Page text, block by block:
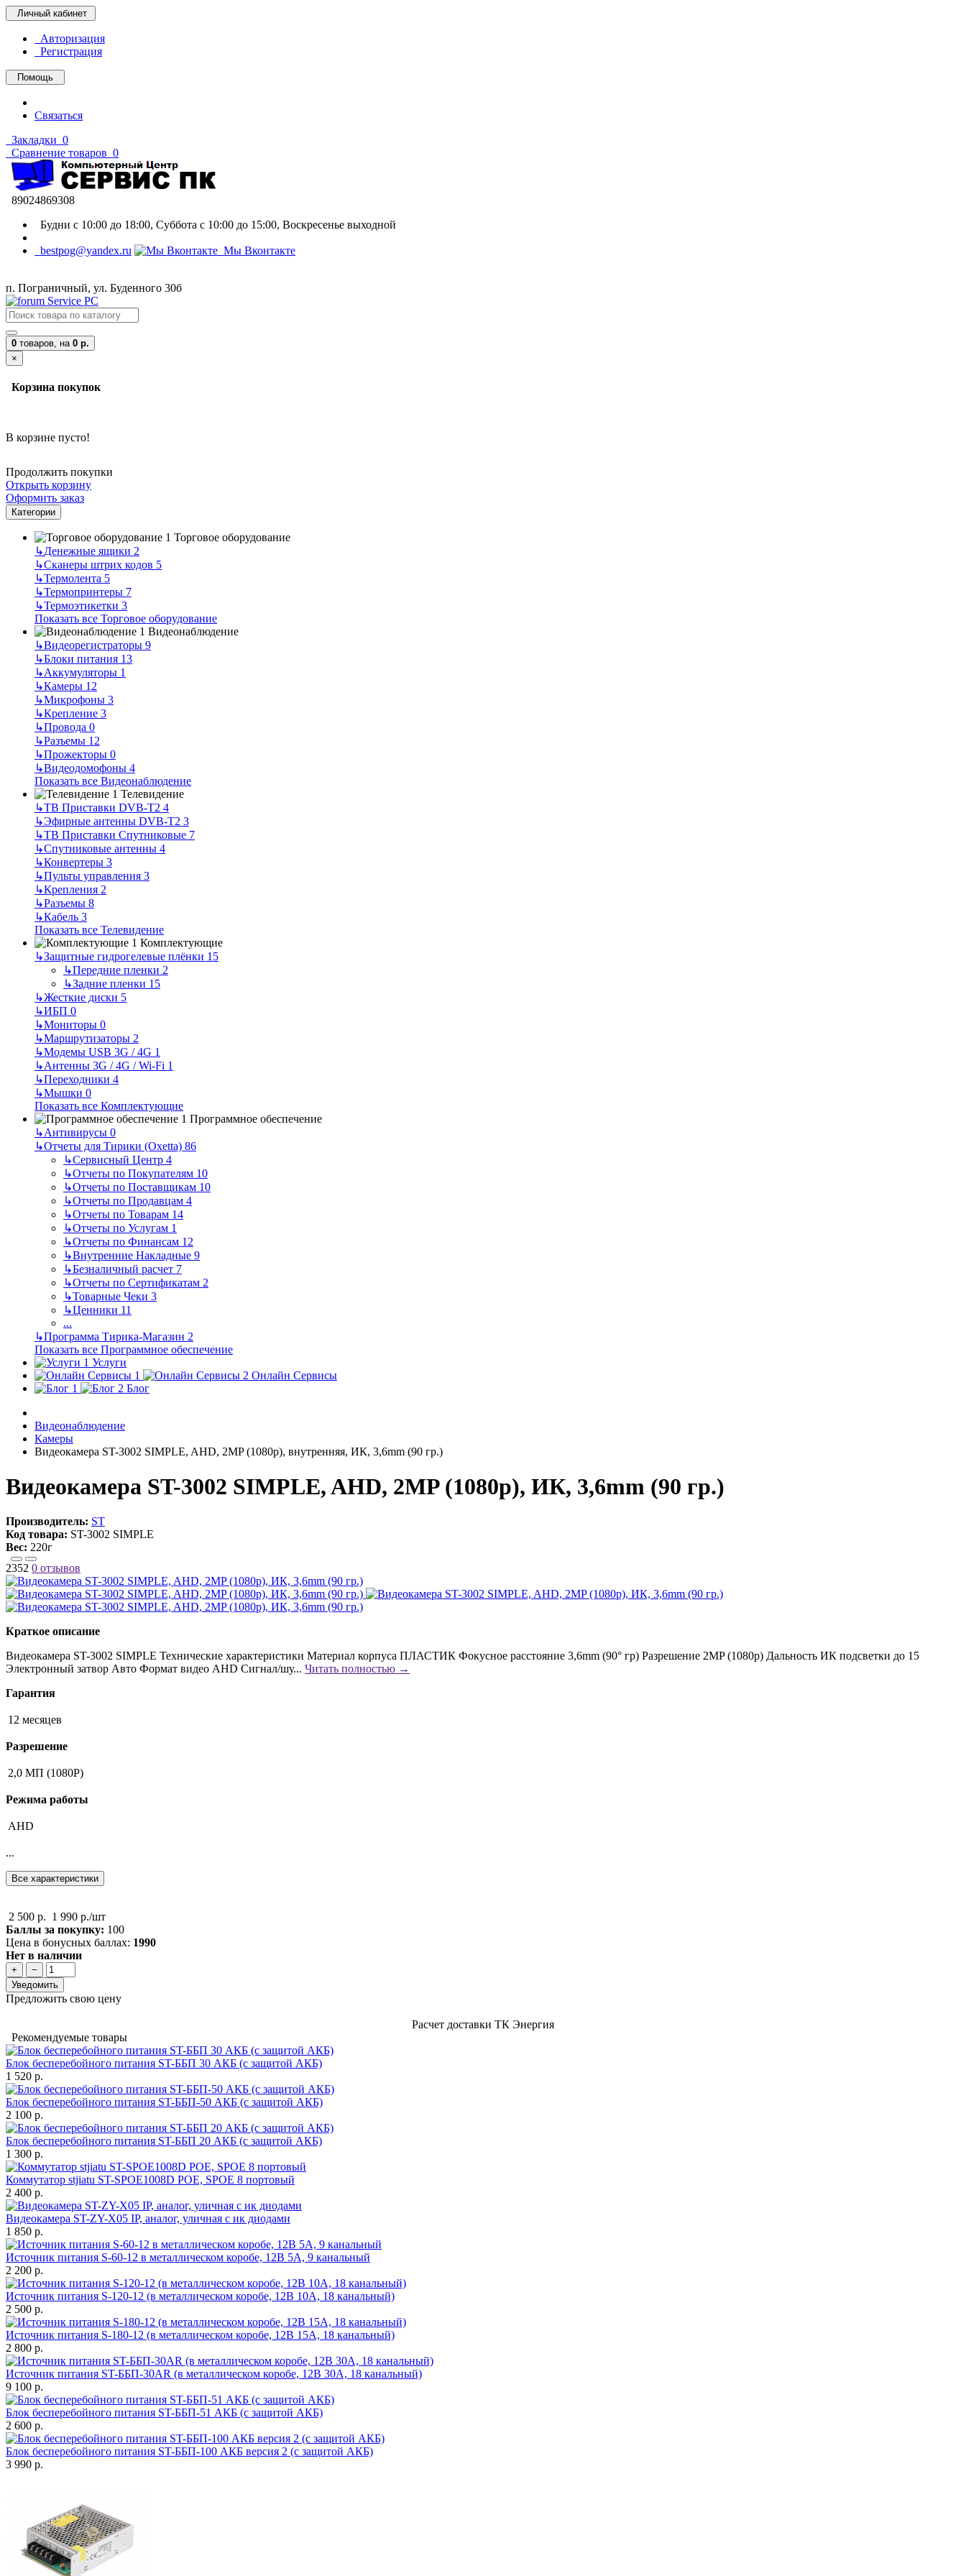
Личный кабинет
Авторизация
Регистрация
Помощь
Связаться
Закладки 0
Сравнение товаров 0
89024869308
Будни с 10:00 до 18:00, Суббота с 10:00 до 15:00, Воскресенье выходной
bestpog@yandex.ru Мы Вконтакте
п. Пограничный, ул. Буденного 30б
0 товаров, на 0 р.
×
Корзина покупок
В корзине пусто!
Продолжить покупки
Открыть корзину
Оформить заказ
Категории
Торговое оборудование
↳Денежные ящики 2
↳Сканеры штрих кодов 5
↳Термолента 5
↳Термопринтеры 7
↳Термоэтикетки 3
Показать все Торговое оборудование
Видеонаблюдение
↳Видеорегистраторы 9
↳Блоки питания 13
↳Аккумуляторы 1
↳Камеры 12
↳Микрофоны 3
↳Крепление 3
↳Провода 0
↳Разъемы 12
↳Прожекторы 0
↳Видеодомофоны 4
Показать все Видеонаблюдение
Телевидение
↳ТВ Приставки DVB-T2 4
↳Эфирные антенны DVB-T2 3
↳ТВ Приставки Спутниковые 7
↳Спутниковые антенны 4
↳Конвертеры 3
↳Пульты управления 3
↳Крепления 2
↳Разъемы 8
↳Кабель 3
Показать все Телевидение
Комплектующие
↳Защитные гидрогелевые плёнки 15
↳Передние пленки 2
↳Задние пленки 15
↳Жесткие диски 5
↳ИБП 0
↳Мониторы 0
↳Маршрутизаторы 2
↳Модемы USB 3G / 4G 1
↳Антенны 3G / 4G / Wi-Fi 1
↳Переходники 4
↳Мышки 0
Показать все Комплектующие
Программное обеспечение
↳Антивирусы 0
↳Отчеты для Тирики (Oxetta) 86
↳Сервисный Центр 4
↳Отчеты по Покупателям 10
↳Отчеты по Поставщикам 10
↳Отчеты по Продавцам 4
↳Отчеты по Товарам 14
↳Отчеты по Услугам 1
↳Отчеты по Финансам 12
↳Внутренние Накладные 9
↳Безналичный расчет 7
↳Отчеты по Сертификатам 2
↳Товарные Чеки 3
↳Ценники 11
...
↳Программа Тирика-Магазин 2
Показать все Программное обеспечение
Услуги
Онлайн Сервисы
Блог
Видеонаблюдение
Камеры
Видеокамера ST-3002 SIMPLE, AHD, 2MP (1080p), внутренняя, ИК, 3,6mm (90 гр.)
Видеокамера ST-3002 SIMPLE, AHD, 2MP (1080p), ИК, 3,6mm (90 гр.)
Производитель: ST
Код товара: ST-3002 SIMPLE
Вес: 220г
2352 0 отзывов
Краткое описание
Видеокамера ST-3002 SIMPLE Технические характеристики Материал корпуса ПЛАСТИК Фокусное расстояние 3,6mm (90° гр) Разрешение 2MP (1080p) Дальность ИК подсветки до 15
Электронный затвор Авто Формат видео AHD Сигнал/шу... Читать полностью →
Гарантия
12 месяцев
Разрешение
2,0 МП (1080P)
Режима работы
AHD
...
Все характеристики
2 500 р. 1 990 р./шт
Баллы за покупку: 100
Цена в бонусных баллах: 1990
Нет в наличии
+
−
Уведомить
Предложить свою цену
Расчет доставки ТК Энергия
Рекомендуемые товары
Блок бесперебойного питания ST-ББП 30 АКБ (с защитой АКБ)
1 520 р.
Блок бесперебойного питания ST-ББП-50 АКБ (с защитой АКБ)
2 100 р.
Блок бесперебойного питания ST-ББП 20 АКБ (с защитой АКБ)
1 300 р.
Коммутатор stjiatu ST-SPOE1008D POE, SPOE 8 портовый
2 400 р.
Видеокамера ST-ZY-X05 IP, аналог, уличная с ик диодами
1 850 р.
Источник питания S-60-12 в металлическом коробе, 12В 5A, 9 канальный
2 200 р.
Источник питания S-120-12 (в металлическом коробе, 12В 10A, 18 канальный)
2 500 р.
Источник питания S-180-12 (в металлическом коробе, 12В 15A, 18 канальный)
2 800 р.
Источник питания ST-ББП-30AR (в металлическом коробе, 12В 30A, 18 канальный)
9 100 р.
Блок бесперебойного питания ST-ББП-51 АКБ (с защитой АКБ)
2 600 р.
Блок бесперебойного питания ST-ББП-100 АКБ версия 2 (с защитой АКБ)
3 990 р.